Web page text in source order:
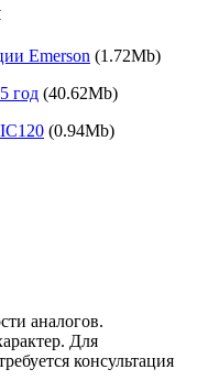
Emerson (1.72Mb)
год (40.62Mb)
(0.94Mb)
аналогов.
Для
консультация